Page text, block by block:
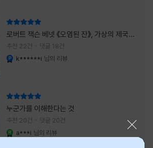
로버트 잭슨 베넷 《오염된 잔》, 가상의 제국이
주는 실감과 미스터리 사건의 치밀함이 이루어
내는 최상의 시너지...
추천 22건 댓글 18건
k******i 님의 리뷰
누군가를 이해한다는 것
추천 20건 댓글 20건
a***i 님의 리뷰